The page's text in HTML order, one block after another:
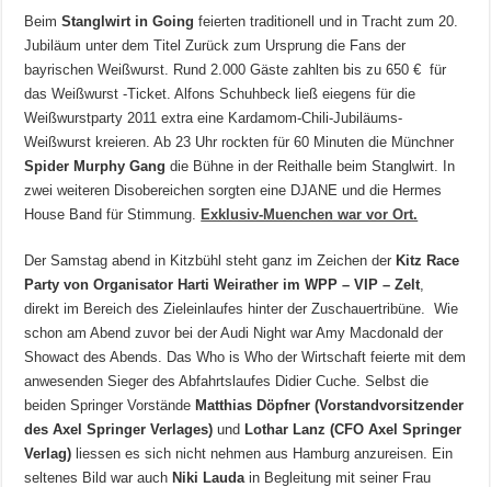
BeimStanglwirt in Going feierten traditionell und in Tracht zum 20.
Jubiläum unter dem Titel Zurück zum Ursprung die Fans der
bayrischen Weißwurst. Rund 2.000 Gäste zahlten bis zu 650 € für
das Weißwurst -Ticket. Alfons Schuhbeck ließ eiegens für die
Weißwurstparty 2011 extra eine Kardamom-Chili-Jubiläums-
Weißwurst kreieren. Ab 23 Uhr rockten für 60 Minuten die Münchner
Spider Murphy Gangdie Bühne in der Reithalle beim Stanglwirt. In
zwei weiteren Disobereichen sorgten eine DJANE und die Hermes
House Band für Stimmung.
Exklusiv-Muenchen war vor Ort.
Der Samstag abend in Kitzbühl steht ganz im Zeichen der Kitz Race
Party von Organisator Harti Weirather im WPP – VIP – Zelt
direkt im Bereich des Zieleinlaufes hinter der Zuschauertribüne. Wie
schon am Abend zuvor bei der Audi Night war Amy Macdonald der
Showact des Abends. Das Who is Who der Wirtschaft feierte mit dem
anwesenden Sieger des Abfahrtslaufes Didier Cuche. Selbst die
beiden Springer Vorstände Matthias Döpfner (Vorstandvorsitzender
des Axel Springer Verlages) und Lothar Lanz (CFO Axel Springer
Verlag) liessen es sich nicht nehmen aus Hamburg anzureisen. Ein
seltenes Bild war auch Niki Lauda in Begleitung mit seiner Frau